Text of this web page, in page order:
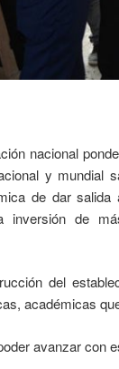
nacional
y mundial
de dar salida
inversión de
del
académicas
avanzar con